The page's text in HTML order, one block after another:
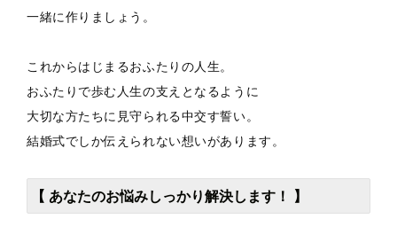
一緒に作りましょう。
これからはじまるおふたりの人生。
おふたりで歩む人生の支えとなるように
大切な方たちに見守られる中交す誓い。
結婚式でしか伝えられない想いがあります。
【 あなたのお悩みしっかり解決します！ 】